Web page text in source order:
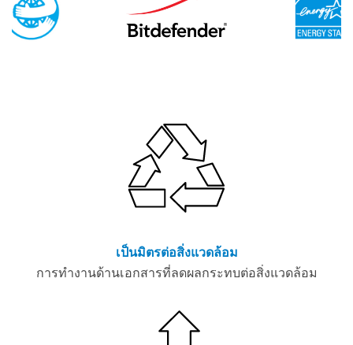
เป็นมิตรต่อสิ่งแวดล้อม
การทำงานด้านเอกสารที่ลดผลกระทบต่อสิ่งแวดล้อม